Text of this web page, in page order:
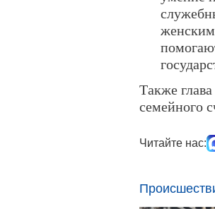
Также
семейного
Читайте нас: